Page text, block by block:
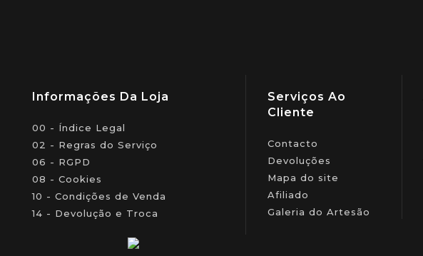
Informações Da Loja
00 - Índice Legal
02 - Regras do Serviço
06 - RGPD
08 - Cookies
10 - Condições de Venda
14 - Devolução e Troca
Serviços Ao
Cliente
Contacto
Devoluções
Mapa do site
Afiliado
Galeria do Artesão